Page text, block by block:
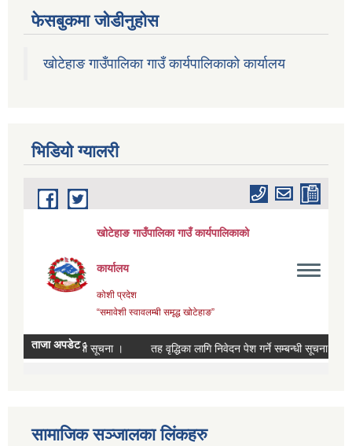
फेसबुकमा जोडीनुहोस
खोटेहाङ गाउँपालिका गाउँ कार्यपालिकाको कार्यालय
भिडियाे ग्यालरी
सामाजिक सञ्जालका लिंकहरु